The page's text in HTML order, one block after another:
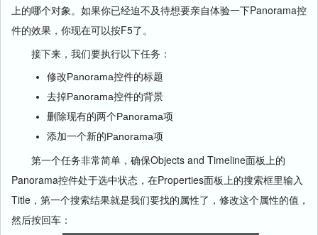
上的哪个对象。如果你已经迫不及待想要亲自体验一下Panorama控
件的效果，你现在可以按F5了。
接下来，我们要执行以下任务：
修改Panorama控件的标题
去掉Panorama控件的背景
删除现有的两个Panorama项
添加一个新的Panorama项
第一个任务非常简单，确保Objects and Timeline面板上的
Panorama控件处于选中状态，在Properties面板上的搜索框里输入
Title，第一个搜索结果就是我们要找的属性了，修改这个属性的值，
然后按回车：